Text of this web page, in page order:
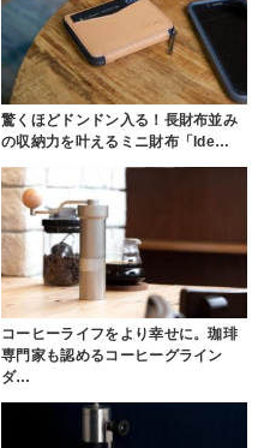
驚くほどドンドン入る！長財布並み
の収納力を叶えるミニ財布「Ide…
コーヒーライフをより幸せに。珈琲
専門家も認めるコーヒーグライン
ダ…